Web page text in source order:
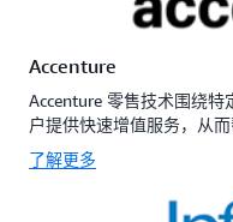
Accenture
Accenture 零售技术围绕
户提供快速增值服务，从
了解更多